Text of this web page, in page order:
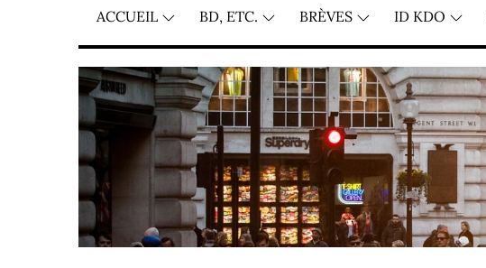
ACCUEIL BD, ETC. BRÈVES ID KDO